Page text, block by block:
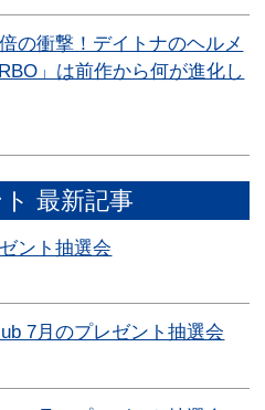
の衝撃！デイトナのヘルメ
」は前作から何が進化し
最新記事
ント抽選会
7月のプレゼント抽選会